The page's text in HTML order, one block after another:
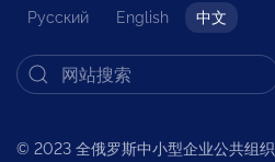
Русский English 中文
© 2023 全俄罗斯中小型企业公共组织